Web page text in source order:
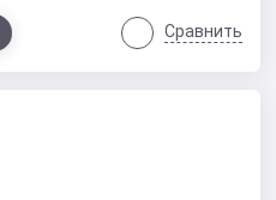
Сравнить